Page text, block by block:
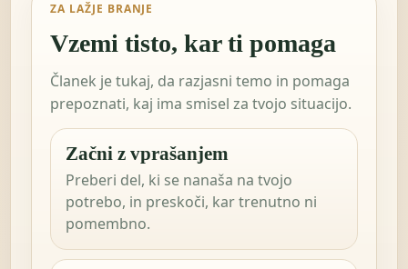
ZA LAŽJE BRANJE
Vzemi tisto, kar ti pomaga
Članek je tukaj, da razjasni temo in pomaga
prepoznati, kaj ima smisel za tvojo situacijo.
Začni z vprašanjem
Preberi del, ki se nanaša na tvojo
potrebo, in preskoči, kar trenutno ni
pomembno.